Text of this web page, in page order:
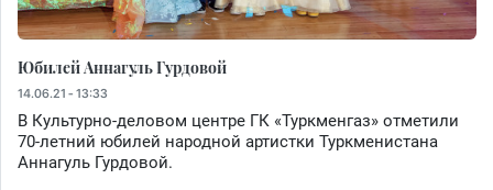
Юбилей Аннагуль Гурдовой
14.06.21 - 13:33
В Культурно-деловом центре ГК «Туркменгаз» отметили
70-летний юбилей народной артистки Туркменистана
Аннагуль Гурдовой.